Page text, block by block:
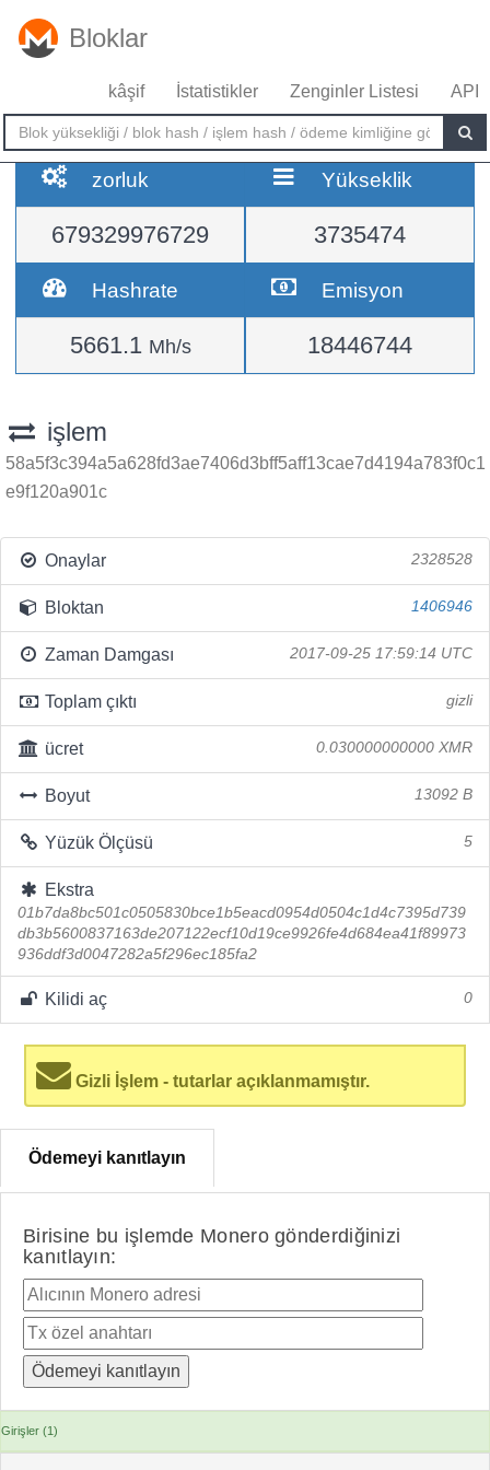
Bloklar
kâşif İstatistikler Zenginler Listesi API
zorluk
679329976729
Yükseklik
3735474
Hashrate
5661.1 Mh/s
Emisyon
18446744
işlem
58a5f3c394a5a628fd3ae7406d3bff5aff13cae7d4194a783f0c1
e9f120a901c
Onaylar 2328528
Bloktan 1406946
Zaman Damgası 2017-09-25 17:59:14 UTC
Toplam çıktı gizli
ücret 0.030000000000 XMR
Boyut 13092 B
Yüzük Ölçüsü 5
Ekstra
01b7da8bc501c0505830bce1b5eacd0954d0504c1d4c7395d739
db3b5600837163de207122ecf10d19ce9926fe4d684ea41f89973
936ddf3d0047282a5f296ec185fa2
Kilidi aç 0
Gizli İşlem - tutarlar açıklanmamıştır.
Ödemeyi kanıtlayın
Birisine bu işlemde Monero gönderdiğinizi
kanıtlayın:
Girişler (1)